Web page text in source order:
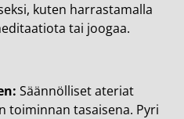
kuten harrastamalla
tai joogaa.
Säännölliset ateriat
toiminnan tasaisena. Pyri